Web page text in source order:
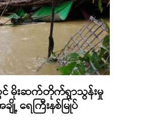
င် မိုးဆက်တိုက်ရွာသွန်းမှု
ျို့ ရေကြီးနစ်မြုပ်